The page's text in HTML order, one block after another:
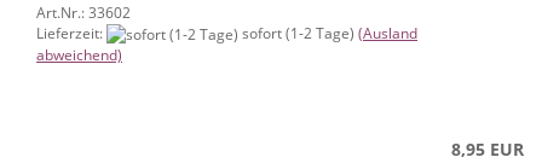
Art.Nr.: 33602
Lieferzeit:
sofort (1-2 Tage) (Ausland
abweichend)
8,95 EUR